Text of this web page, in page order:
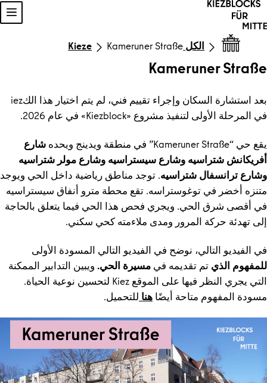
تخطي إلى المحتوى
الكل Kieze Kameruner Straße
Kameruner Straße
بعد استشارة السكان وإجراء تقييم فني، لم يتم اختيار هذا الكiez
في المرحلة الأولى لتنفيذ مشروع «Kiezblock» في عام 2026.
يقع حي “Kameruner Straße” في منطقة ويدينج ويحده
شارع
أفريكانش شتراسيه وشارع سيستراسيه وشارع مولر شتراسيه
وشارع ترانسفال شتراسيه. توجد مناطق رياضية داخل الحي ويوجد
متنزه أخضر في توغوستراسه. تقع محطة مترو أنفاق سيستراسيه
في أقصى شرق الحي. ويجري فحص هذا الحي فيما يتعلق بالحاجة
إلى تهدئة حركة المرور ومدى ملاءمته كحي سكني.
في الفيديو التالي، نوضح في الفيديو التالي المسودة الأولى
للمفهوم الذي تم تقديمه في مسيرة الحي. ويبين التدابير الممكنة
التي يجري النظر فيها على الموقع Kiez لتحسين نوعية الحياة.
مسودة المفهوم متاحة أيضًا هنا للتحميل.